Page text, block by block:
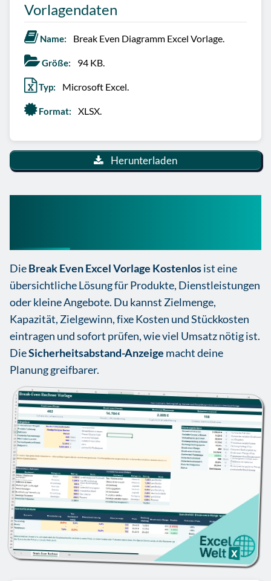
Vorlagendaten
Name: Break Even Diagramm Excel Vorlage.
Größe: 94 KB.
Typ: Microsoft Excel.
Format: XLSX.
Herunterladen
DieBreak Even Excel Vorlage Kostenlosist eine
übersichtliche Lösung für Produkte, Dienstleistungen
oder kleine Angebote. Du kannst Zielmenge,
Kapazität, Zielgewinn, fixe Kosten und Stückkosten
eintragen und sofort prüfen, wie viel Umsatz nötig ist.
DieSicherheitsabstand-Anzeige macht deine
Planung greifbarer.